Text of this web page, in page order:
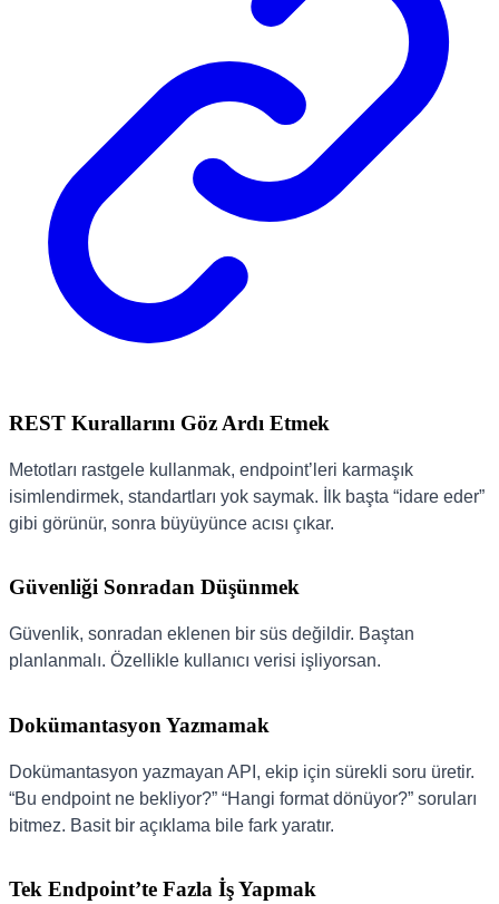
REST Kurallarını Göz Ardı Etmek
Metotları rastgele kullanmak, endpoint’leri karmaşık
isimlendirmek, standartları yok saymak. İlk başta “idare eder”
gibi görünür, sonra büyüyünce acısı çıkar.
Güvenliği Sonradan Düşünmek
Güvenlik, sonradan eklenen bir süs değildir. Baştan
planlanmalı. Özellikle kullanıcı verisi işliyorsan.
Dokümantasyon Yazmamak
Dokümantasyon yazmayan API, ekip için sürekli soru üretir.
“Bu endpoint ne bekliyor?” “Hangi format dönüyor?” soruları
bitmez. Basit bir açıklama bile fark yaratır.
Tek Endpoint’te Fazla İş Yapmak